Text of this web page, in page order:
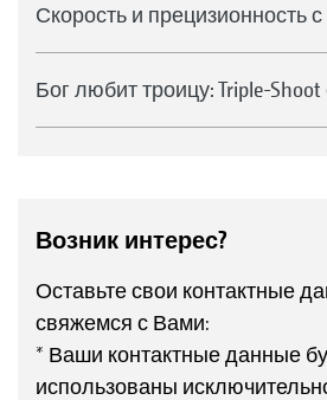
Скорость и прецизионность с
Бог любит троицу: Triple-Shoot
Возник интерес?
Оставьте свои контактные
свяжемся с Вами:
* Ваши контактные данные
использованы